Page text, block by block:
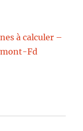
à calculer –
Fd